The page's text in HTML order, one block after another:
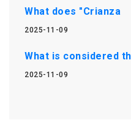
What does "Crianza
2025-11-09
What is considered
2025-11-09